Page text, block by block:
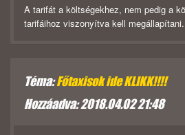
A tarifát a költségekhez, nem pedig a
tarifáihoz viszonyítva kell megállapítani.
Téma:Főtaxisok ide KLIKK!!!!
Hozzáadva: 2018.04.02 21:48